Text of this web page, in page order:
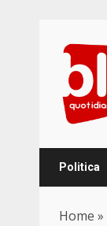
content
Politica
Home »